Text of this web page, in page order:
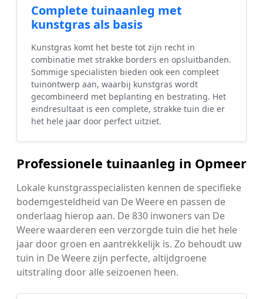
Complete tuinaanleg met
kunstgras als basis
Kunstgras komt het beste tot zijn recht in
combinatie met strakke borders en opsluitbanden.
Sommige specialisten bieden ook een compleet
tuinontwerp aan, waarbij kunstgras wordt
gecombineerd met beplanting en bestrating. Het
eindresultaat is een complete, strakke tuin die er
het hele jaar door perfect uitziet.
Professionele tuinaanleg in Opmeer
Lokale kunstgrasspecialisten kennen de specifieke
bodemgesteldheid van De Weere en passen de
onderlaag hierop aan. De 830 inwoners van De
Weere waarderen een verzorgde tuin die het hele
jaar door groen en aantrekkelijk is. Zo behoudt uw
tuin in De Weere zijn perfecte, altijdgroene
uitstraling door alle seizoenen heen.